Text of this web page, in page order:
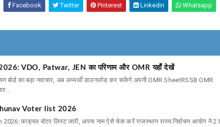
Facebook Twitter Pinterest Linkedin Whatsapp
VDO, Patwar, JEN का परिणाम और OMR यहाँ देखें
बोर्ड का बड़ा नवाचार, अब अभ्यर्थी डाउनलोड कर सकेंगे अपनी OMR SheetRSSB OMR
Voter list 2026
फाइनल वोटर लिस्ट जारी, अपना नाम ऐसे चेक करें राजस्थान राज्य निर्वाचन आयोग ने 21